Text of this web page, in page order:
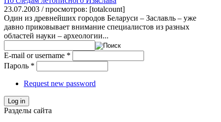
23.07.2003 / просмотров: [totalcount]
Один из древнейших городов Беларуси – Заславль – уже
давно приковывает внимание специалистов из разных
областей науки – археологии...
E-mail or username *
Пароль *
Request new password
Log in
Разделы сайта